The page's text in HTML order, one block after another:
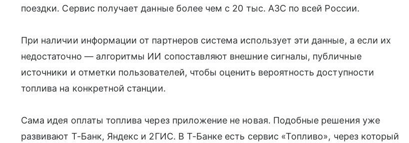
поездки. Сервис получает данные более чем с 20 тыс. АЗС по всей России.
При наличии информации от партнеров система использует эти данные, а если их
недостаточно — алгоритмы ИИ сопоставляют внешние сигналы, публичные
источники и отметки пользователей, чтобы оценить вероятность доступности
топлива на конкретной станции.
Сама идея оплаты топлива через приложение не новая. Подобные решения уже
развивают Т-Банк, Яндекс и 2ГИС. В Т-Банке есть сервис «Топливо», через который